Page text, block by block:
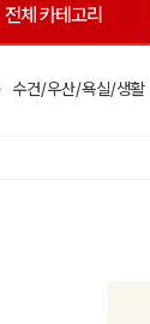
전체 카테고리
수건/우산/욕실/생활